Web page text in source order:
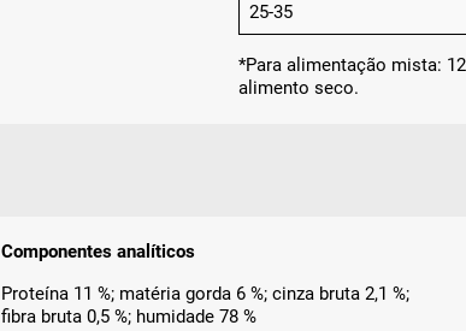
25-35
*Para alimentação mista:
alimento seco.
Componentes analíticos
Proteína 11 %; matéria gorda 6 %; cinza bruta 2,1 %;
fibra bruta 0,5 %; humidade 78 %